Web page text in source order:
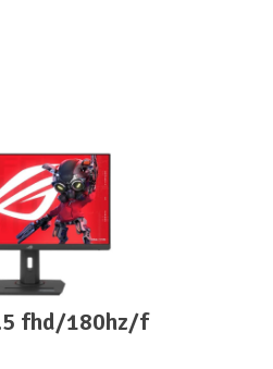
fhd/180hz/f